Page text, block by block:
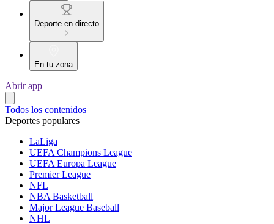
Deporte en directo
En tu zona
Abrir app
Todos los contenidos
Deportes populares
LaLiga
UEFA Champions League
UEFA Europa League
Premier League
NFL
NBA Basketball
Major League Baseball
NHL